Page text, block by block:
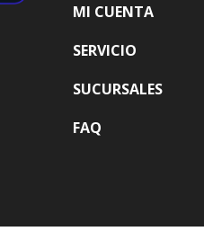
MI CUENTA
SERVICIO
SUCURSALES
FAQ